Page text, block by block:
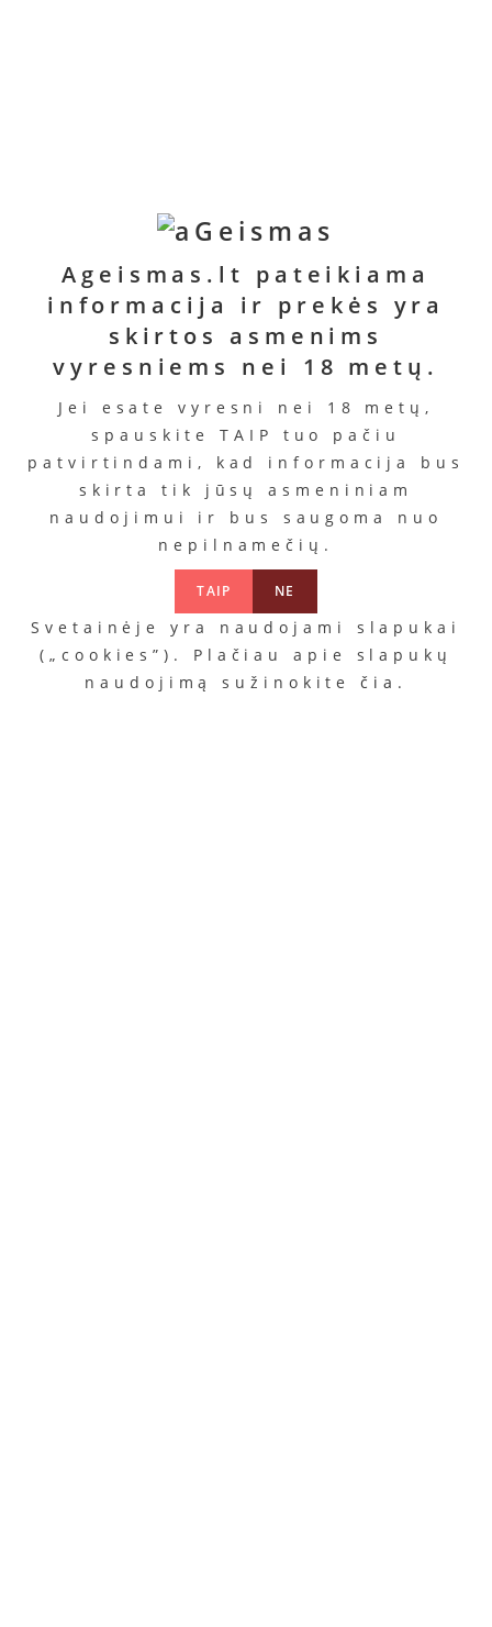
Ageismas.lt pateikiama
informacija ir prekės yra
skirtos asmenims
vyresniems nei 18 metų.
Jei esate vyresni nei 18 metų,
spauskite TAIP tuo pačiu
patvirtindami, kad informacija bus
skirta tik jūsų asmeniniam
naudojimui ir bus saugoma nuo
nepilnamečių.
TAIP NE
Svetainėje yra naudojami slapukai
(„cookies”). Plačiau apie slapukų
naudojimą sužinokitečia .